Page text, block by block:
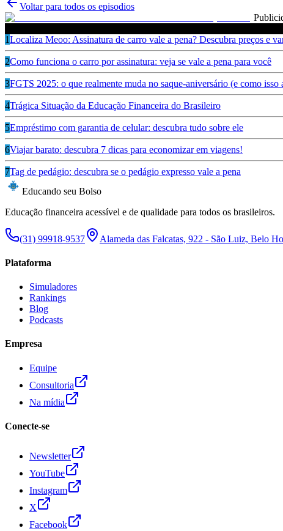
Voltar para todos os episodios
1Localiza Meoo: Assinatura de carro vale a pena? Descubra preços e
2Como funciona o carro por assinatura: veja se vale a pena para você
3FGTS 2025: o que realmente muda no saque-aniversário (e como isso
4Trágica Situação da Educação Financeira do Brasileiro
5Empréstimo com garantia de celular: descubra tudo sobre ele
6Viajar barato: descubra 7 dicas para economizar em viagens!
7Tag de pedágio: descubra se o pedágio expresso vale a pena
Educando seu Bolso
Educação financeira acessível e de qualidade para todos os brasileiros.
(31) 99918-9537 Alameda das Falcatas, 922 - São Luiz, Belo
Plataforma
Simuladores
Rankings
Blog
Podcasts
Empresa
Equipe
Consultoria
Na mídia
Conecte-se
Newsletter
YouTube
Instagram
X
Facebook